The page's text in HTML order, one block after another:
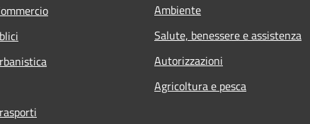
Ambiente
Salute, benessere e assistenza
Autorizzazioni
Agricoltura e pesca